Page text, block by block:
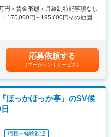
ムと協力して解決していくので、幅
いがあるお仕事です。
課長（6名）、正社員：アドバイ
3名）で構成されています。
長が取りまとめで店長業務に専念
レーションの見直し
房以外ではスーツ。また、一人一台
きる環境
休の取得も可能で土日含め9連休が
円＜賃金形態＞月給制特記事項なし
175,000円～195,000円その他固定
当+賞与) 賃金はあくまでも目安の
する可能性があります。月給(月額)
。
応募依頼する
（エージェントサービス）
ほっかほっか亭』のSV候
職種未経験歓迎